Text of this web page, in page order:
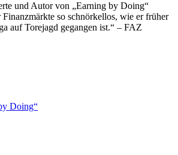
und Autor von „Earning by Doing“
so schnörkellos, wie er früher
auf Torejagd gegangen ist.“ – FAZ
Doing“